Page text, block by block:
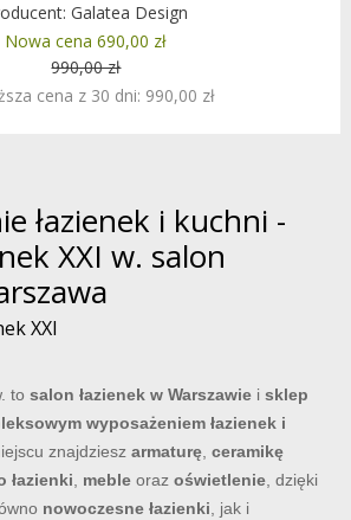
Galatea Design
Nowa cena 690,00 zł
990,00 zł
cena z 30 dni: 990,00 zł
łazienek i kuchni -
XXI w. salon
XXI
to salon łazienek w Warszawiei sklep
wyposażeniem łazienek i
znajdziesz armaturę, ceramikę
łazienki, mebleoraz oświetlenie, dzięki
nowoczesne łazienki, jak i